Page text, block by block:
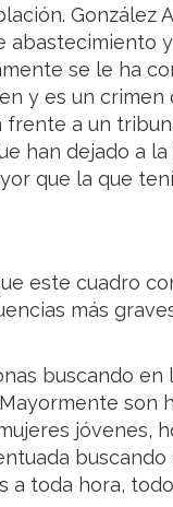
González
abastecimiento
se le ha
y es un crimen
a un
han dejado a
que la que
este cuadro
más
buscando en
son
jóvenes,
a toda hora,